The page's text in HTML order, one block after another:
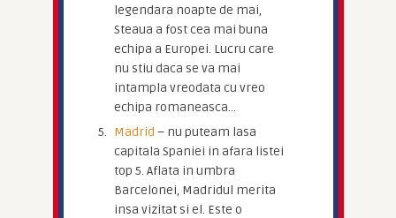
legendara noapte de mai,
Steaua a fost cea mai buna
echipa a Europei. Lucru care
nu stiu daca se va mai
intampla vreodata cu vreo
echipa romaneasca…
Madrid – nu puteam lasa
capitala Spaniei in afara listei
top 5. Aflata in umbra
Barcelonei, Madridul merita
insa vizitat si el. Este o